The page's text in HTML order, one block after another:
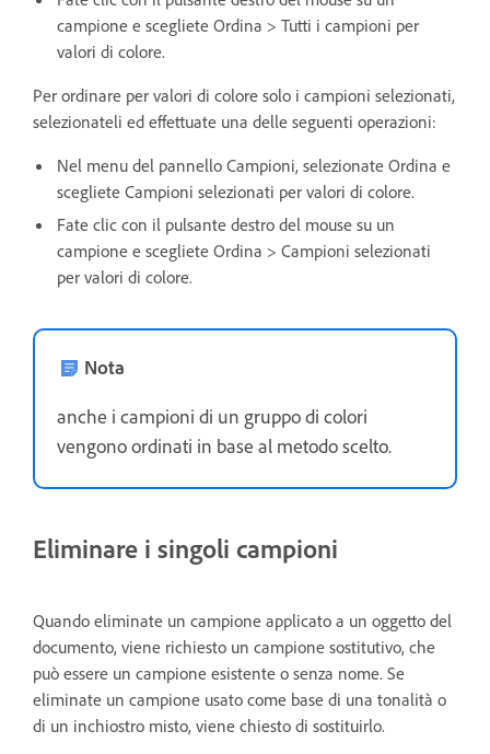
campione e scegliete Ordina > Tutti i campioni per
valori di colore.
Per ordinare per valori di colore solo i campioni selezionati,
selezionateli ed effettuate una delle seguenti operazioni:
Nel menu del pannello Campioni, selezionate Ordina e
scegliete Campioni selezionati per valori di colore.
Fate clic con il pulsante destro del mouse su un
campione e scegliete Ordina > Campioni selezionati
per valori di colore.
Nota
anche i campioni di un gruppo di colori
vengono ordinati in base al metodo scelto.
Eliminare i singoli campioni
Quando eliminate un campione applicato a un oggetto del
documento, viene richiesto un campione sostitutivo, che
può essere un campione esistente o senza nome. Se
eliminate un campione usato come base di una tonalità o
di un inchiostro misto, viene chiesto di sostituirlo.